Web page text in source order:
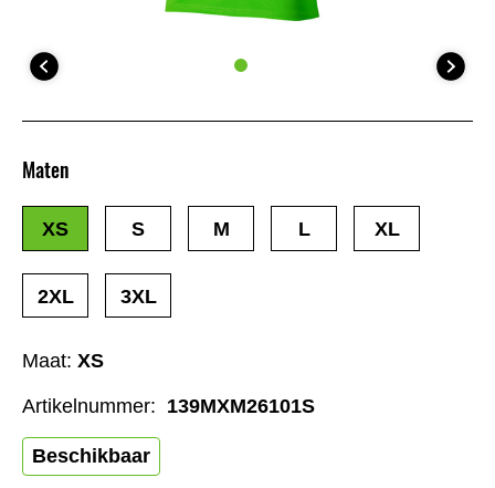
Maat: XS
Beschikbaar
Maten
XS S M L XL
2XL 3XL
Artikelnummer: 139MXM26101S